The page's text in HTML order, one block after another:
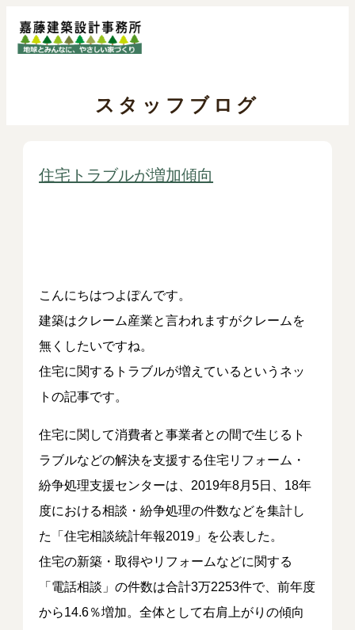
スタッフブログ
住宅トラブルが増加傾向
こんにちはつよぽんです。
建築はクレーム産業と言われますがクレームを
無くしたいですね。
住宅に関するトラブルが増えているというネッ
トの記事です。
住宅に関して消費者と事業者との間で生じるト
ラブルなどの解決を支援する住宅リフォーム・
紛争処理支援センターは、2019年8月5日、18年
度における相談・紛争処理の件数などを集計し
た「住宅相談統計年報2019」を公表した。
住宅の新築・取得やリフォームなどに関する
「電話相談」の件数は合計3万2253件で、前年度
から14.6％増加。全体として右肩上がりの傾向